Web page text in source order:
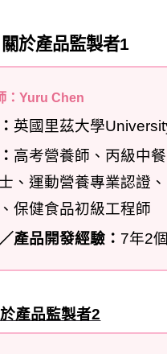
於產品監製者1
：Yuru Chen
英國里茲大學
高考營養師、丙級中
、運動營養專業認證
保健食品初級工程師
產品開發經驗： 7年2
產品監製者2